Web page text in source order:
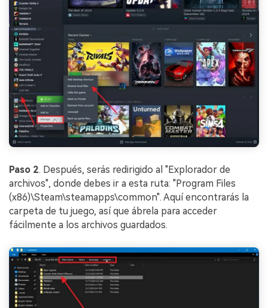
Paso 2. Después, serás redirigido al "Explorador de
archivos", donde debes ir a esta ruta: "Program Files
(x86)\Steam\steamapps\common". Aquí encontrarás la
carpeta de tu juego, así que ábrela para acceder
fácilmente a los archivos guardados.